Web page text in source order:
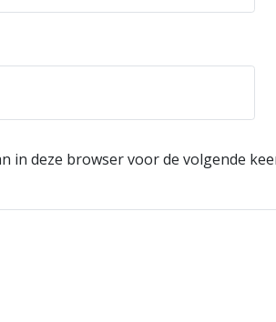
in deze browser voor de volgende